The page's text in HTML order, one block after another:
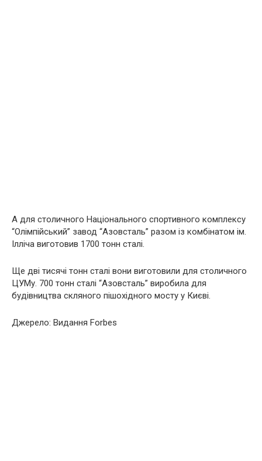
А для столичного Національного спортивного комплексу
“Олімпійський” завод “Азовсталь” разом із комбінатом ім.
Ілліча виготовив 1700 тонн сталі.
Ще дві тисячі тонн сталі вони виготовили для столичного
ЦУМу. 700 тонн сталі “Азовсталь” виробила для
будівництва скляного пішохідного мосту у Києві.
Джерело: Видання Forbes